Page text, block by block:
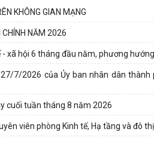
KHÔNG GIAN MẠNG
CHÍNH NĂM 2026
- xã hội 6 tháng đầu năm, phương
7/2026 của Ủy ban nhân dân
cuối tuần tháng 8 năm 2026
viên phòng Kinh tế, Hạ tầng và đô